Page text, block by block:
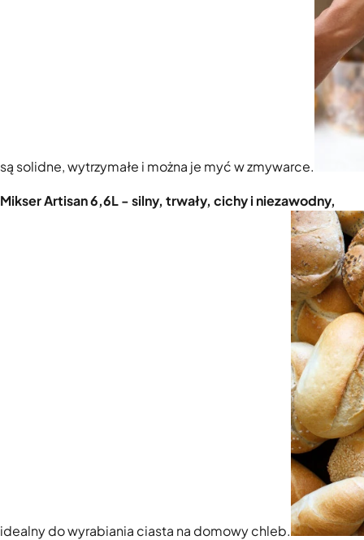
są solidne, wytrzymałe i można je myć w zmywarce.
Mikser Artisan 6,6L - silny, trwały, cichy i niezawodny,
idealny do wyrabiania ciasta na domowy chleb.